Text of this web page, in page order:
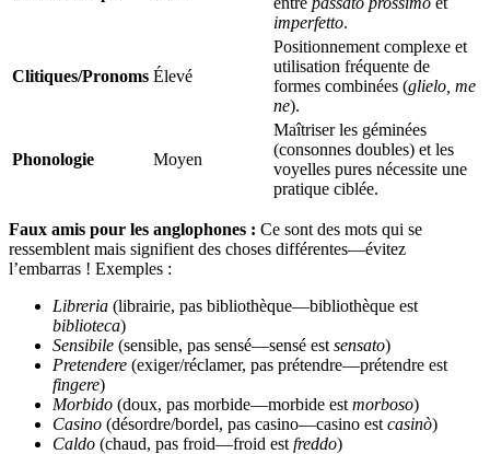
imperfetto.
Clitiques/Pronoms Élevé
Positionnement complexe et
utilisation fréquente de
formes combinées (glielo, me
ne).
Phonologie Moyen
Maîtriser les géminées
(consonnes doubles) et les
voyelles pures nécessite une
pratique ciblée.
Faux amis pour les anglophones : Ce sont des mots qui se
ressemblent mais signifient des choses différentes—évitez
l’embarras ! Exemples :
Libreria (librairie, pas bibliothèque—bibliothèque est
biblioteca)
Sensibile (sensible, pas sensé—sensé est sensato)
Pretendere (exiger/réclamer, pas prétendre—prétendre est
fingere)
Morbido (doux, pas morbide—morbide est morboso)
Casino (désordre/bordel, pas casino—casino est casinò)
Caldo (chaud, pas froid—froid est freddo)